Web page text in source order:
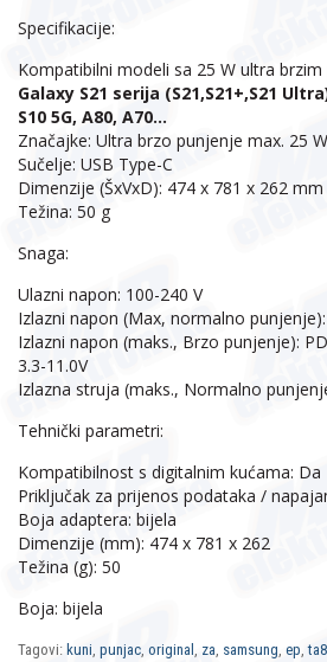
Specifikacije:
Kompatibilni modeli sa 25 W ultra
Galaxy S21 serija (S21,S21+,S21
S10 5G, A80, A70...
Značajke: Ultra brzo punjenje max. 25
Sučelje: USB Type-C
Dimenzije (ŠxVxD): 474 x 781 x 262 mm
Težina: 50 g
Snaga:
Ulazni napon: 100-240 V
Izlazni napon (Max, normalno
Izlazni napon (maks., Brzo punjenje):
3.3-11.0V
Izlazna struja (maks., Normalno
Tehnički parametri:
Kompatibilnost s digitalnim kućama: Da
Priključak za prijenos podataka /
Boja adaptera: bijela
Dimenzije (mm): 474 x 781 x 262
Težina (g): 50
Boja: bijela
Tagovi: kuni, punjac, original , za, samsung, ep,